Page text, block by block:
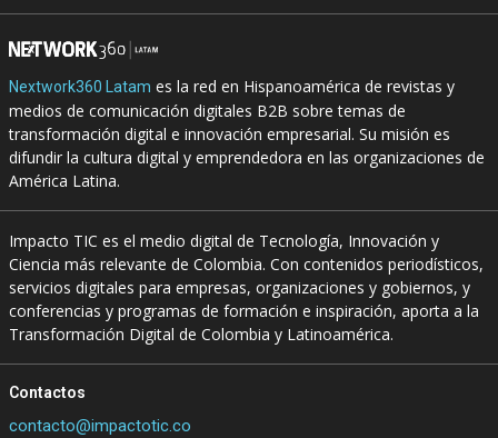
Nextwork360 Latam es la red en Hispanoamérica de revistas y
medios de comunicación digitales B2B sobre temas de
transformación digital e innovación empresarial. Su misión es
difundir la cultura digital y emprendedora en las organizaciones de
América Latina.
Impacto TIC es el medio digital de Tecnología, Innovación y
Ciencia más relevante de Colombia. Con contenidos periodísticos,
servicios digitales para empresas, organizaciones y gobiernos, y
conferencias y programas de formación e inspiración, aporta a la
Transformación Digital de Colombia y Latinoamérica.
Contactos
contacto@impactotic.co